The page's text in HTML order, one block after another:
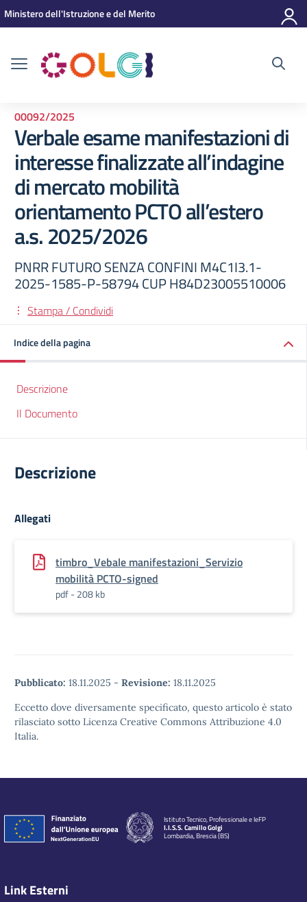
Vai ai contenuti
Vai al menu di navigazione
Vai al footer
Ministero dell'Istruzione e del Merito
00092/2025
Verbale esame manifestazioni di
interesse finalizzate all’indagine
di mercato mobilità
orientamento PCTO all’estero
a.s. 2025/2026
PNRR FUTURO SENZA CONFINI M4C1I3.1-
2025-1585-P-58794 CUP H84D23005510006
Stampa / Condividi
Indice della pagina
Descrizione
Il Documento
Descrizione
Allegati
timbro_Vebale manifestazioni_Servizio
mobilità PCTO-signed
pdf - 208 kb
Pubblicato: 18.11.2025 - Revisione: 18.11.2025
Eccetto dove diversamente specificato, questo articolo è stato
rilasciato sotto Licenza Creative Commons Attribuzione 4.0
Italia.
Istituto Tecnico, Professionale e IeFP
I.I.S.S. Camillo Golgi
Lombardia, Brescia (BS)
Link Esterni